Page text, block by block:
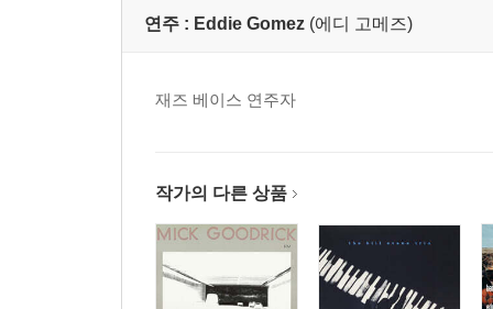
연주 : Eddie Gomez (에디 고메즈)
재즈 베이스 연주자
작가의 다른 상품